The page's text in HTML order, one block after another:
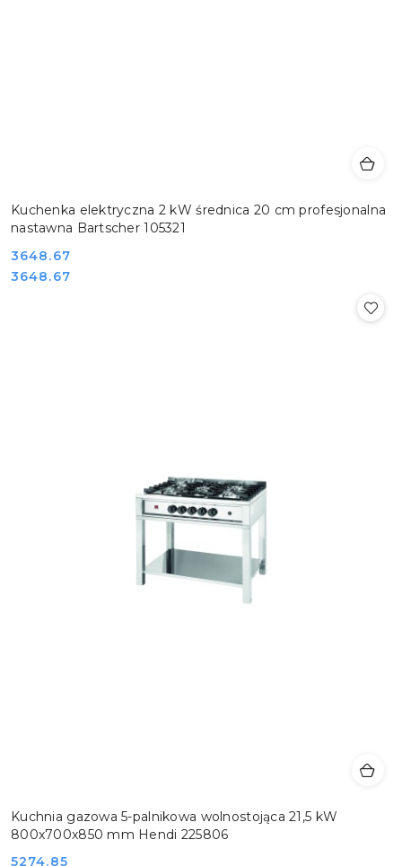
Kuchenka elektryczna 2 kW średnica 20 cm profesjonalna
nastawna Bartscher 105321
Cena:
3648.67
Cena:
3648.67
Kuchnia gazowa 5-palnikowa wolnostojąca 21,5 kW
800x700x850 mm Hendi 225806
Cena:
5274.85